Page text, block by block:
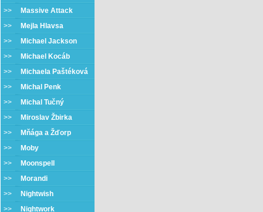
>>
Massive Attack
>>
Mejla Hlavsa
>>
Michael Jackson
>>
Michael Kocáb
>>
Michaela Paštéková
>>
Michal Penk
>>
Michal Tučný
>>
Miroslav Žbirka
>>
Mňága a Žďorp
>>
Moby
>>
Moonspell
>>
Morandi
>>
Nightwish
>>
Nightwork